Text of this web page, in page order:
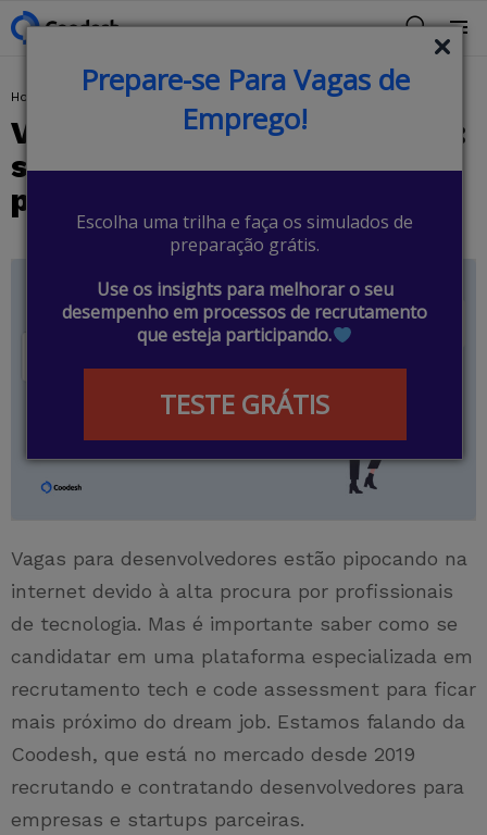
Prepare-se Para Vagas de
Emprego!
Escolha uma trilha e faça os simulados de
preparação grátis.
Use os insights para melhorar o seu
desempenho em processos de recrutamento
que esteja participando.
TESTE GRÁTIS
Menu
You are here:
Home
Vagas para desenvolvedores:
saiba como se candidatar
pela Coodesh
Vagas para desenvolvedores estão pipocando na
internet devido à alta procura por profissionais
de tecnologia. Mas é importante saber como se
candidatar em uma plataforma especializada em
recrutamento tech e code assessment para ficar
mais próximo do dream job. Estamos falando da
Coodesh, que está no mercado desde 2019
recrutando e contratando desenvolvedores para
empresas e startups parceiras.